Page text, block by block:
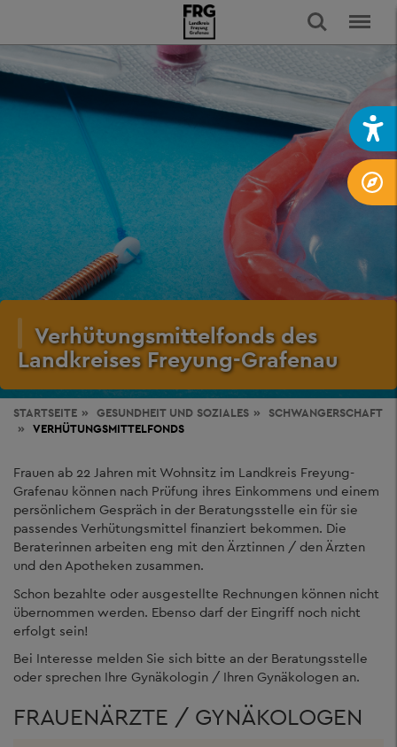
Verhütungsmittelfonds des
Landkreises Freyung-Grafenau
STARTSEITE GESUNDHEIT UND SOZIALES
SCHWANGERSCHAFT
VERHÜTUNGSMITTELFONDS
Frauen ab 22 Jahren mit Wohnsitz im Landkreis Freyung-
Grafenau können nach Prüfung ihres Einkommens und einem
persönlichem Gespräch in der Beratungsstelle ein für sie
passendes Verhütungsmittel finanziert bekommen. Die
Beraterinnen arbeiten eng mit den Ärztinnen / den Ärzten
und den Apotheken zusammen.
Schon bezahlte oder ausgestellte Rechnungen können nicht
übernommen werden. Ebenso darf der Eingriff noch nicht
erfolgt sein!
Bei Interesse melden Sie sich bitte an der Beratungsstelle
oder sprechen Ihre Gynäkologin / Ihren Gynäkologen an.
FRAUENÄRZTE / GYNÄKOLOGEN